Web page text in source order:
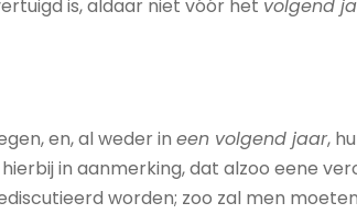
is, aldaar niet vóór het volgend
en, al weder in een volgend jaar,
in aanmerking, dat alzoo eene
worden; zoo zal men